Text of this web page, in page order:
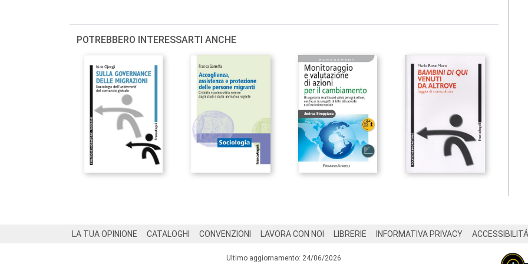
POTREBBERO INTERESSARTI ANCHE
LA TUA OPINIONE CATALOGHI CONVENZIONI LAVORA CON NOI LIBRERIE INFORMATIVA PRIVACY ACCESSIBILITÁ
Ultimo aggiornamento: 24/06/2026